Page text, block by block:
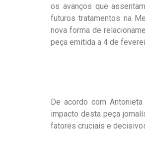
os avanços que
futuros tratamentos na
nova forma de
peça emitida a 4 de
De acordo com
impacto desta peça
fatores cruciais e